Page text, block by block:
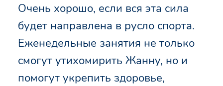
Очень хорошо, если вся эта сила
будет направлена в русло спорта.
Еженедельные занятия не только
смогут утихомирить Жанну, но и
помогут укрепить здоровье,